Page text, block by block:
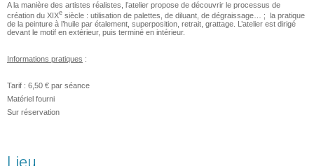
A la manière des artistes réalistes, l’atelier propose de découvrir le processus de
création du XIXe siècle : utilisation de palettes, de diluant, de dégraissage… ; la pratique
de la peinture à l’huile par étalement, superposition, retrait, grattage. L’atelier est dirigé
devant le motif en extérieur, puis terminé en intérieur.
Informations pratiques :
Tarif : 6,50 € par séance
Matériel fourni
Sur réservation